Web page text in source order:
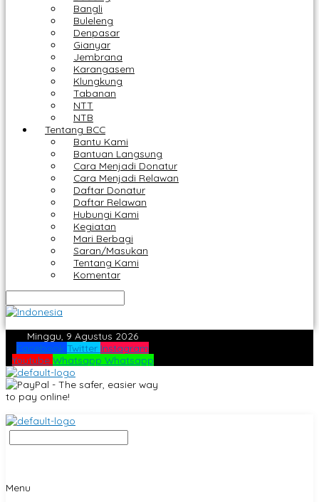
Bangli
Buleleng
Denpasar
Gianyar
Jembrana
Karangasem
Klungkung
Tabanan
NTT
NTB
Tentang BCC
Bantu Kami
Bantuan Langsung
Cara Menjadi Donatur
Cara Menjadi Relawan
Daftar Donatur
Daftar Relawan
Hubungi Kami
Kegiatan
Mari Berbagi
Saran/Masukan
Tentang Kami
Komentar
Minggu, 9 Agustus 2026
Facebook Twitter Instagram
Youtube Whatsapp Whatsapp
Menu